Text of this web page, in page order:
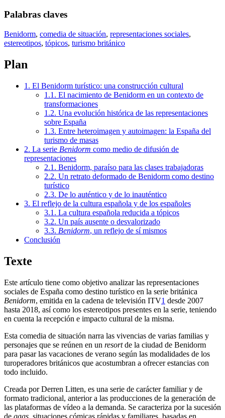
Palabras claves
Benidorm, comedia de situación, representaciones sociales,
estereotipos, tópicos, turismo británico
Plan
1. El Benidorm turístico: una construcción cultural
1.1. El nacimiento de Benidorm en un contexto de
transformaciones
1.2. Una evolución histórica de las representaciones
sobre España
1.3. Entre heteroimagen y autoimagen: la España del
turismo de masas
2. La serie Benidorm como medio de difusión de
representaciones
2.1. Benidorm, paraíso para las clases trabajadoras
2.2. Un retrato deformado de Benidorm como destino
turístico
2.3. De lo auténtico y de lo inauténtico
3. El reflejo de la cultura española y de los españoles
3.1. La cultura española reducida a tópicos
3.2. Un país ausente o desvalorizado
3.3. Benidorm, un reflejo de sí mismos
Conclusión
Texte
Este artículo tiene como objetivo analizar las representaciones
sociales de España como destino turístico en la serie británica
Benidorm, emitida en la cadena de televisión ITV1 desde 2007
hasta 2018, así como los estereotipos presentes en la serie, teniendo
en cuenta la recepción e impacto cultural de la misma.
Esta comedia de situación narra las vivencias de varias familias y
personajes que se reúnen en un resortde la ciudad de Benidorm
para pasar las vacaciones de verano según las modalidades de los
turoperadores británicos que acostumbran a ofrecer estancias con
todo incluido.
Creada por Derren Litten, es una serie de carácter familiar y de
formato tradicional, anterior a las producciones de la generación de
las plataformas de vídeo a la demanda. Se caracteriza por la sucesión
de gags , situaciones cómicas rápidas y familiares, basadas en